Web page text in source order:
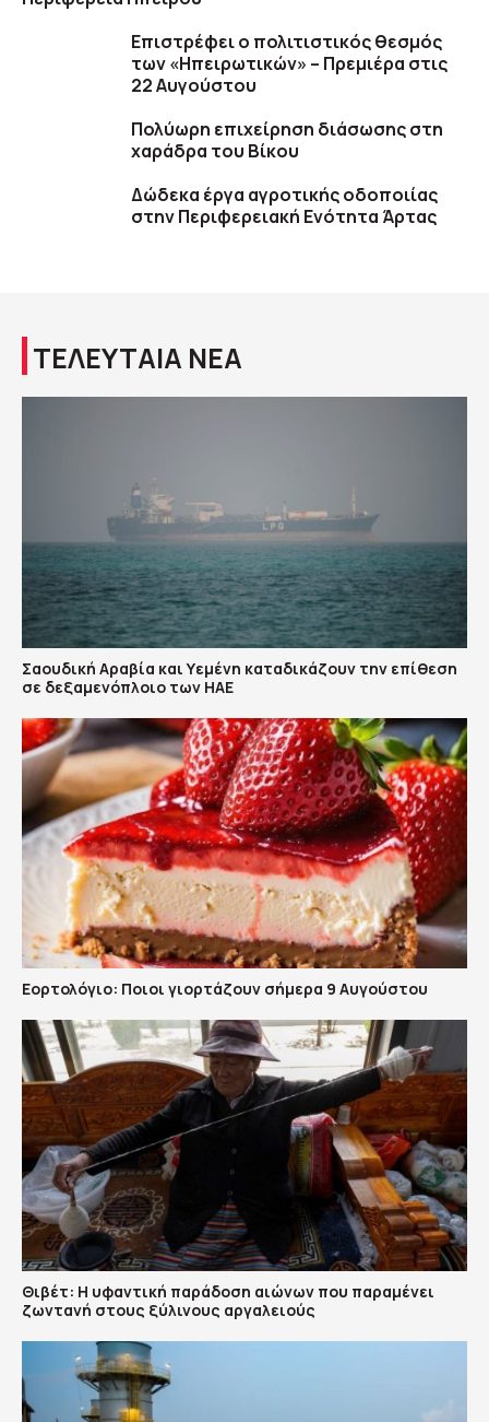
Επιστρέφει ο πολιτιστικός θεσμός
των «Ηπειρωτικών» – Πρεμιέρα στις
22 Αυγούστου
Πολύωρη επιχείρηση διάσωσης στη
χαράδρα του Βίκου
Δώδεκα έργα αγροτικής οδοποιίας
στην Περιφερειακή Ενότητα Άρτας
ΤΕΛΕΥΤΑΙΑ ΝΕΑ
Σαουδική Αραβία και Υεμένη καταδικάζουν την επίθεση
σε δεξαμενόπλοιο των ΗΑΕ
Εορτολόγιο: Ποιοι γιορτάζουν σήμερα 9 Αυγούστου
Θιβέτ: Η υφαντική παράδοση αιώνων που παραμένει
ζωντανή στους ξύλινους αργαλειούς